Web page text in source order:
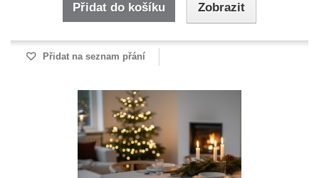
Přidat do košíku Zobrazit
Přidat na seznam přání